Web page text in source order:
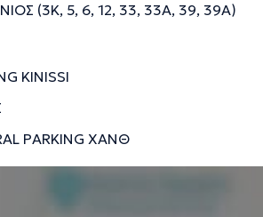
(3Κ, 5, 6, 12, 33, 33Α, 39, 39Α)
KINISSI
PARKING ΧΑΝΘ